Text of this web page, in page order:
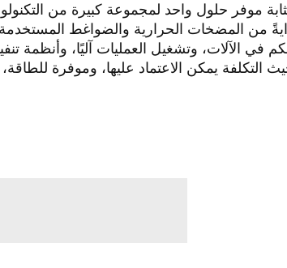
موفر حلول واحد لمجموعة كبيرة من
من المضخات الحرارية والضواغط المستخدمة
الآلات، وتشغيل العمليات آليًا، وأنظمة